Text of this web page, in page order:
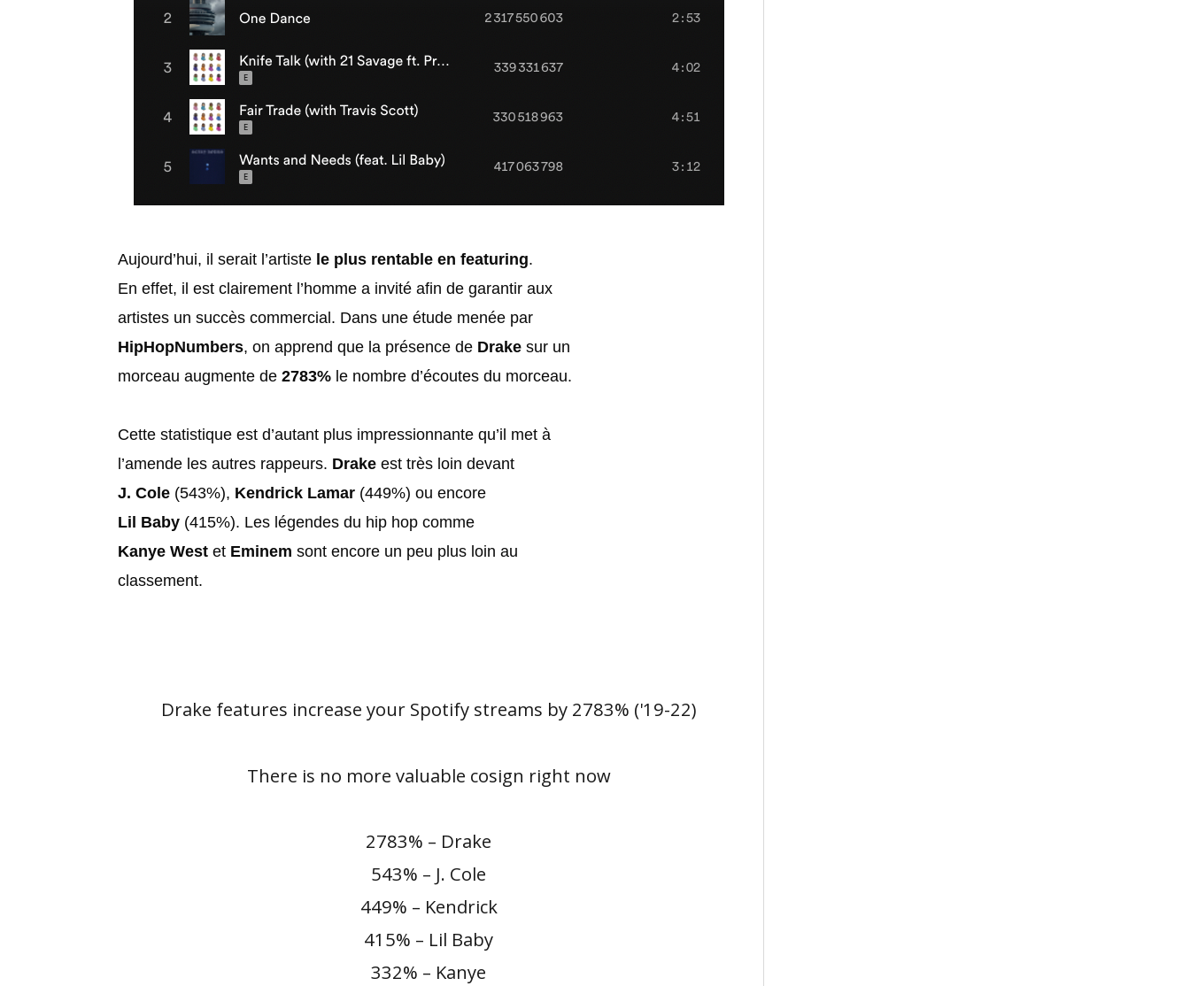
Aujourd’hui, il serait l’artiste le plus rentable en featuring.
En effet, il est clairement l’homme a invité afin de garantir aux
artistes un succès commercial. Dans une étude menée par
HipHopNumbers, on apprend que la présence de Drake sur un
morceau augmente de 2783% le nombre d’écoutes du morceau.
Cette statistique est d’autant plus impressionnante qu’il met à
l’amende les autres rappeurs. Drake est très loin devant
J. Cole (543%), Kendrick Lamar (449%) ou encore
Lil Baby (415%). Les légendes du hip hop comme
Kanye West et Eminem sont encore un peu plus loin au
classement.
Drake features increase your Spotify streams by 2783% ('19-22)
There is no more valuable cosign right now
2783% – Drake
543% – J. Cole
449% – Kendrick
415% – Lil Baby
332% – Kanye